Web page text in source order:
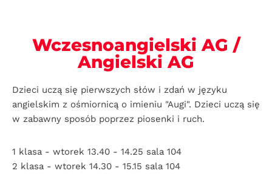
Wczesnoangielski AG /
Angielski AG
Dzieci uczą się pierwszych słów i zdań w języku
angielskim z ośmiornicą o imieniu "Augi". Dzieci uczą się
w zabawny sposób poprzez piosenki i ruch.
1 klasa - wtorek 13.40 - 14.25 sala 104
2 klasa - wtorek 14.30 - 15.15 sala 104